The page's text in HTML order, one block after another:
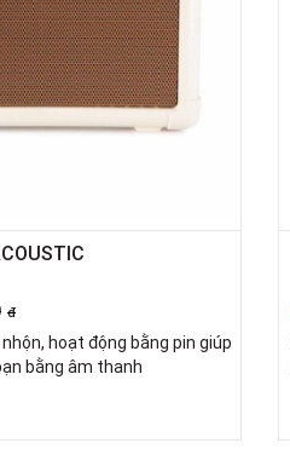
đ
hoạt động bằng pin giúp
bằng âm thanh